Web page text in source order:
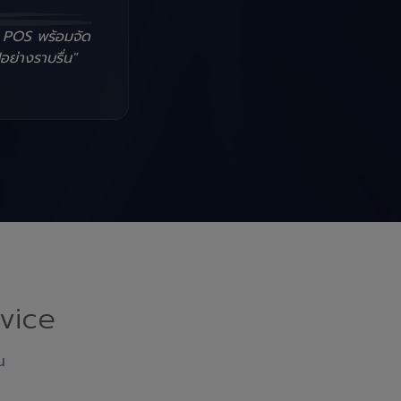
พร้อมจัด
ย่างราบรื่น"